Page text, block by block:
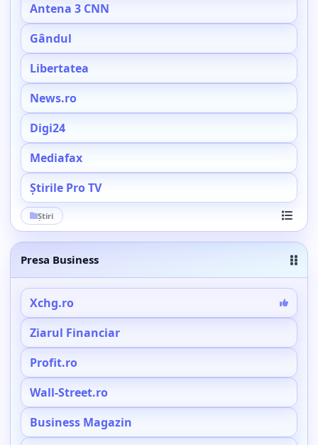
Antena 3 CNN
Gândul
Libertatea
News.ro
Digi24
Mediafax
Știrile Pro TV
Știri Vezi
Presa Business
Xchg.ro
Ziarul Financiar
Profit.ro
Wall-Street.ro
Business Magazin